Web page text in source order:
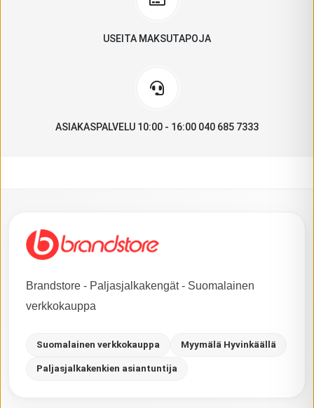
USEITA MAKSUTAPOJA
ASIAKASPALVELU 10:00 - 16:00 040 685 7333
Brandstore - Paljasjalkakengät - Suomalainen
verkkokauppa
Suomalainen verkkokauppa Myymälä Hyvinkäällä
Paljasjalkakenkien asiantuntija